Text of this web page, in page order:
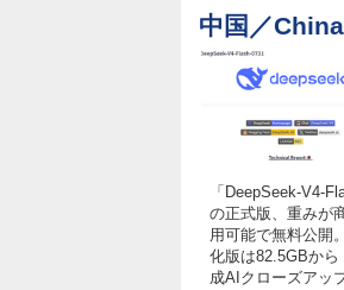
中国／China
「DeepSeek-V4-
の正式版、重みが
用可能で無料公開
化版は82.5GBから
成AIクローズアップ